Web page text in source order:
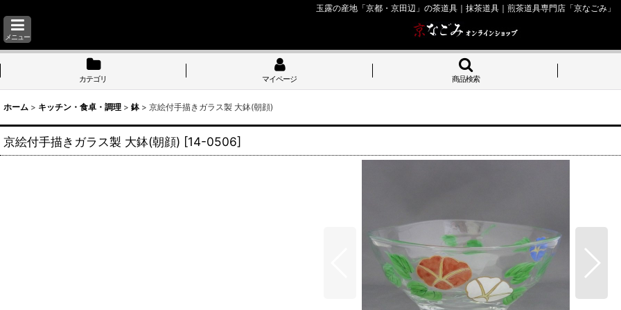
玉露の産地「京都・京田辺」の茶道具｜抹茶道具｜煎茶道具専門店「京なごみ」
メニュー
カテゴリ マイページ 商品検索
ホーム > キッチン・食卓・調理 > 鉢 > 京絵付手描きガラス製 大鉢(朝顔)
京絵付手描きガラス製 大鉢(朝顔) [14-0506]